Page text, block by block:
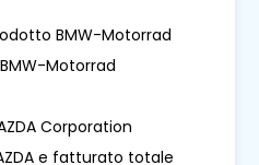
BMW-Motorrad
Motorrad
Corporation
e fatturato totale